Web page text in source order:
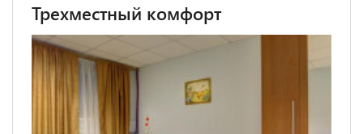
Трехместный комфорт